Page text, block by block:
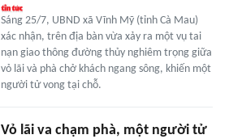
Sáng 25/7, UBND xã Vĩnh Mỹ (tỉnh Cà Mau)
xác nhận, trên địa bàn vừa xảy ra một vụ tai
nạn giao thông đường thủy nghiêm trọng giữa
vỏ lãi và phà chở khách ngang sông, khiến một
người tử vong tại chỗ.
Vỏ lãi va chạm phà, một người tử